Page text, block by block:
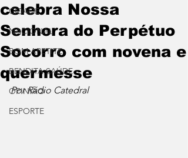
CIDADE
NACIONAL
BOM APETITE
BENDITA SAÚDE
OPINIÃO
ESPORTE
celebra Nossa
Senhora do Perpétuo
Socorro com novena e
quermesse
Por Rádio Catedral